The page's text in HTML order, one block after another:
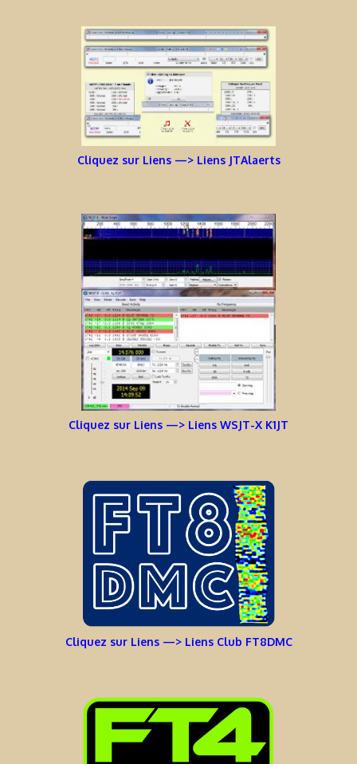
Cliquez sur Liens —> Liens JTAlaerts
Cliquez sur Liens —> Liens WSJT-X K1JT
Cliquez sur Liens —> Liens Club FT8DMC